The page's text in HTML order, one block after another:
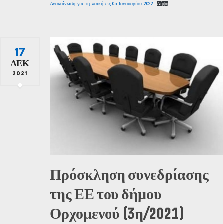
Ανακοίνωση-για-τη-λαϊκή-ως-05-Ιανουαρίου-2022 Λήψη
17
ΔΕΚ
2021
Πρόσκληση συνεδρίασης
της ΕΕ του δήμου
Ορχομενού (3η/2021)